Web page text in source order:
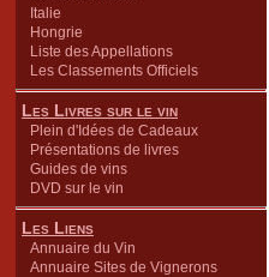
Italie
Hongrie
Liste des Appellations
Les Classements Officiels
Les Livres sur le vin
Plein d'Idées de Cadeaux
Présentations de livres
Guides de vins
DVD sur le vin
Les Liens
Annuaire du Vin
Annuaire Sites de Vignerons